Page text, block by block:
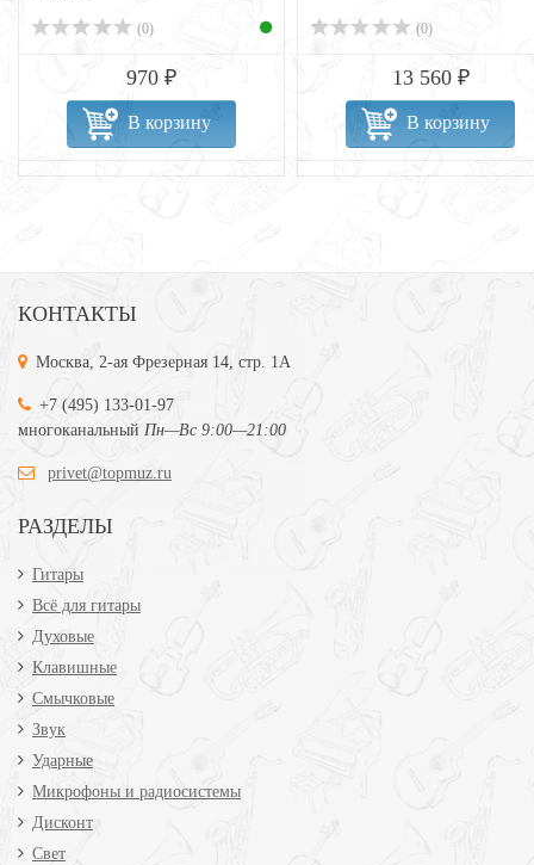
(0)
970 ₽
В корзину
(0)
13 560 ₽
В корзину
КОНТАКТЫ
Москва, 2-ая Фрезерная 14, стр. 1А
+7 (495) 133-01-97
многоканальный Пн—Вс 9:00—21:00
privet@topmuz.ru
РАЗДЕЛЫ
Гитары
Всё для гитары
Духовые
Клавишные
Смычковые
Звук
Ударные
Микрофоны и радиосистемы
Дисконт
Свет